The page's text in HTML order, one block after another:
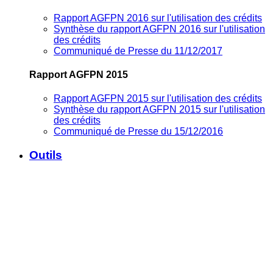
Rapport AGFPN 2016 sur l'utilisation des crédits
Synthèse du rapport AGFPN 2016 sur l'utilisation
des crédits
Communiqué de Presse du 11/12/2017
Rapport AGFPN 2015
Rapport AGFPN 2015 sur l'utilisation des crédits
Synthèse du rapport AGFPN 2015 sur l'utilisation
des crédits
Communiqué de Presse du 15/12/2016
Outils